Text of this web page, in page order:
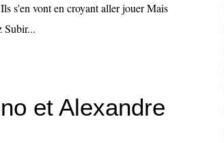
s'en vont en croyant aller jouer Mais
Subir...
et Alexandre